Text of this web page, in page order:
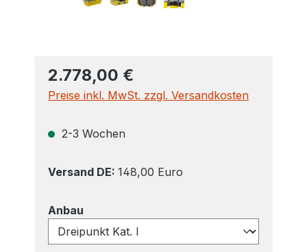
2.778,00 €
Preise inkl. MwSt. zzgl. Versandkosten
2-3 Wochen
Versand DE: 148,00 Euro
Anbau